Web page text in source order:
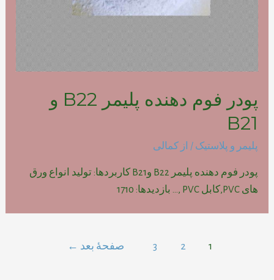
پودر فوم دهنده پلیمر B22 و
B21
پلیمر و پلاستیک / از کمالی
پودر فوم دهنده پلیمر B22 وB21 کاربردها: تولید انواع ورق
های PVC,کابل PVC ,… بازدیدها: 1710
1
2
3 صفحهٔ بعد ←